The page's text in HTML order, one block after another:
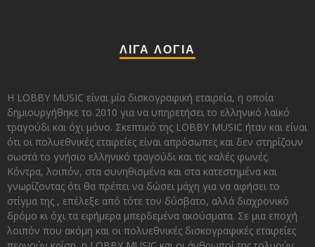
ΛΙΓΑ ΛΟΓΙΑ
Η LOBBY MUSIC είναι μία δισκογραφική εταιρεία, η οποία
δημιουργήθηκε το 2010 για να υπηρετήσει το ελληνικό λαϊκό
τραγούδι και όχι μόνο. Σκεπτικό της LOBBY MUSIC ήταν και είναι
ότι οι πολυεθνικές εταιρείες είναι απρόσωπες και δεν στηρίζουν
σωστά το γνήσιο ελληνικό τραγούδι και τις καλές φωνές.
Κόντρα, λοιπόν, στα συνηθισμένα και στα κατεστημένα και
γνωρίζοντας ότι θα πρέπει να δώσει μάχη για να αφήσει το
στίγμα της , επέλεξε από τότε τον δύσβατο, αλλά διαχρονικό
δρόμο κι όχι τα εφήμερα μπερδεμένα ακούσματα. Σε μια εποχή
λοιπόν που ακόμη και οι πολυεθνικές δισκογραφικές εταιρείες